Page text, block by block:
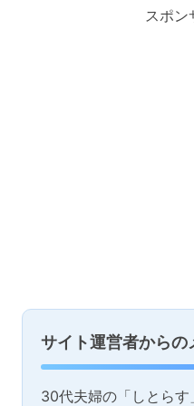
スポン
サイト運営者からの
30代夫婦の「しとらす